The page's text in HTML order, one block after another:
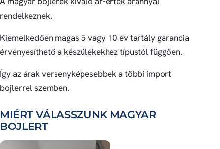
rendelkeznek.
Kiemelkedően magas 5 vagy 10 év tartály garancia
érvényesíthető a készülékekhez típustól függően.
Így az árak versenyképesebbek a többi import
bojlerrel szemben.
MIÉRT VÁLASSZUNK MAGYAR
BOJLERT